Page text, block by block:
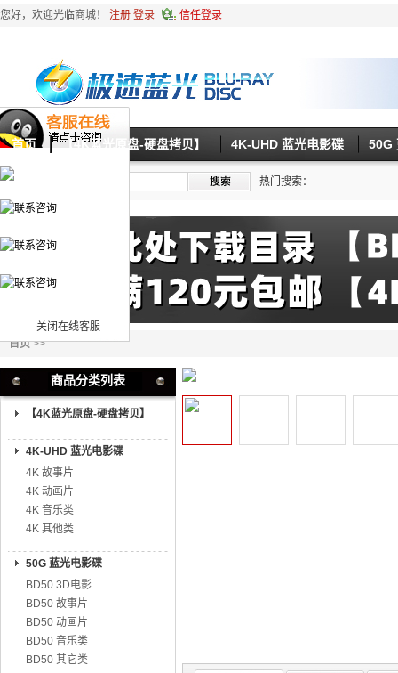
关闭在线客服
您好，欢迎光临商城！ 注册 登录 信任登录
首页 【4K蓝光原盘-硬盘拷贝】 4K-UHD 蓝光电影碟 50G
热门搜索：
首页>>
商品分类列表
【4K蓝光原盘-硬盘拷贝】
4K-UHD 蓝光电影碟
4K 故事片
4K 动画片
4K 音乐类
4K 其他类
50G 蓝光电影碟
BD50 3D电影
BD50 故事片
BD50 动画片
BD50 音乐类
BD50 其它类